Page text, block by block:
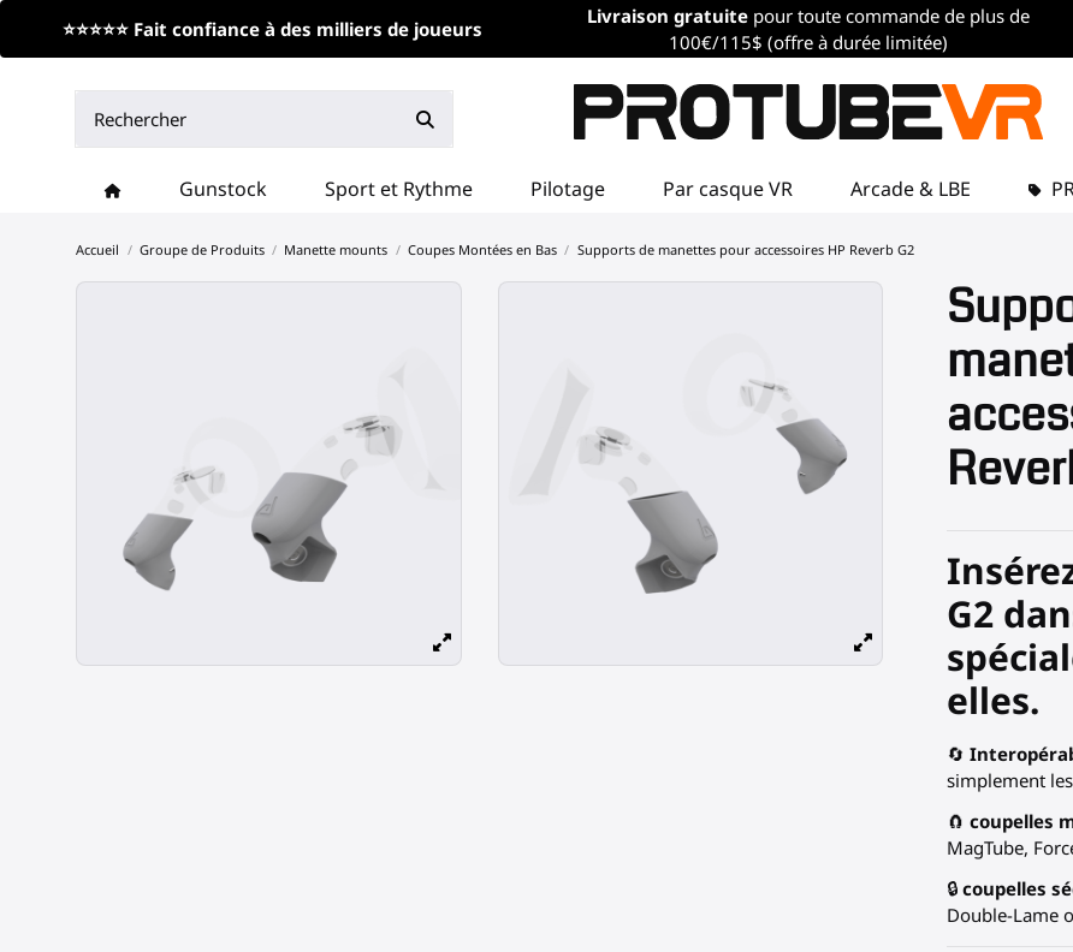
⭐⭐⭐⭐⭐ Fait confiance à des milliers de joueurs
Livraison gratuitepour toute commande de plus de
100€/115$ (offre à durée limitée)
Gunstock Sport et Rythme Pilotage Par casque VR Arcade & LBE
Accueil Groupe de Produits Manette mounts Coupes Montées en Bas Supports de manettes pour accessoires HP Reverb G2
G2
elles.
🔄
simplement
🧲 coupelles
MagTube,
🔒 coupelles
Double-Lame